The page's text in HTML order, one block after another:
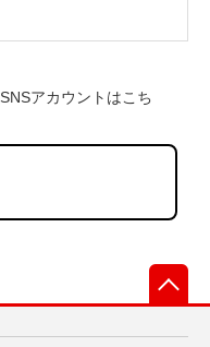
アカウントはこち